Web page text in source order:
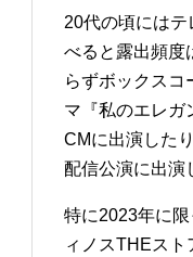
20代の頃には
べると露出頻度
らずボックスコ
マ『私のエレガ
CMに出演した
配信公演に出演
特に2023年に
ィノスTHEス